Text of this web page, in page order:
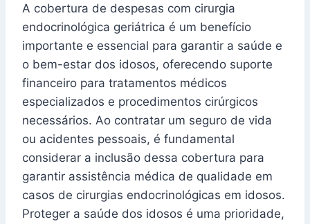
A cobertura de despesas com cirurgia
endocrinológica geriátrica é um benefício
importante e essencial para garantir a saúde e
o bem-estar dos idosos, oferecendo suporte
financeiro para tratamentos médicos
especializados e procedimentos cirúrgicos
necessários. Ao contratar um seguro de vida
ou acidentes pessoais, é fundamental
considerar a inclusão dessa cobertura para
garantir assistência médica de qualidade em
casos de cirurgias endocrinológicas em idosos.
Proteger a saúde dos idosos é uma prioridade,